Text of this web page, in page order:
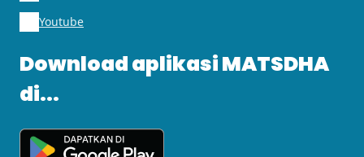
Youtube
Download aplikasi MATSDHA
di...